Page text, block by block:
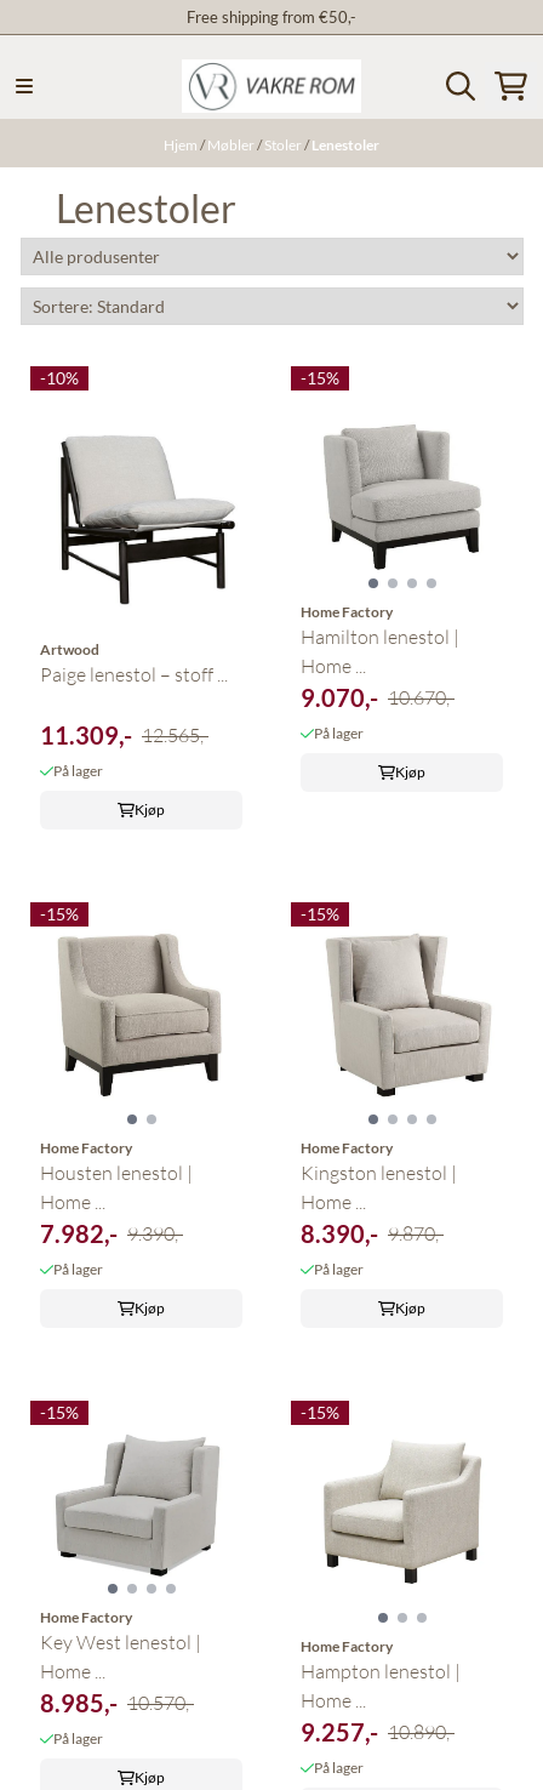
Free shipping from €50,-
Hjem /Møbler /Stoler /Lenestoler
Lenestoler
-10%
Artwood
Paige lenestol – stoff ...
11.309,- 12.565,-
På lager
Kjøp
-15%
Home Factory
Hamilton lenestol |
Home ...
9.070,- 10.670,-
På lager
Kjøp
-15%
Home Factory
Housten lenestol |
Home ...
7.982,- 9.390,-
På lager
Kjøp
-15%
Home Factory
Kingston lenestol |
Home ...
8.390,- 9.870,-
På lager
Kjøp
-15%
Home Factory
Key West lenestol |
Home ...
8.985,- 10.570,-
På lager
Kjøp
-15%
Home Factory
Hampton lenestol |
Home ...
9.257,- 10.890,-
På lager